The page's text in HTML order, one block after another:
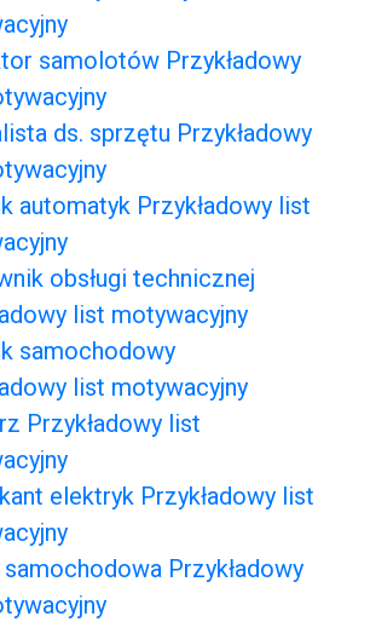
samolotów Przykładowy
ds. sprzętu Przykładowy
automatyk Przykładowy list
obsługi technicznej
list motywacyjny
samochodowy
list motywacyjny
Przykładowy list
elektryk Przykładowy list
samochodowa Przykładowy